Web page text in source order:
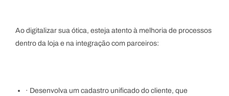
Ao digitalizar sua ótica, esteja atento à melhoria de processos
dentro da loja e na integração com parceiros:
· Desenvolva um cadastro unificado do cliente, que